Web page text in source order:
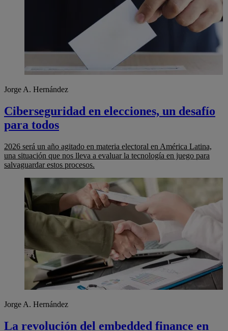
Jorge A. Hernández
Ciberseguridad en elecciones, un desafío
para todos
2026 será un año agitado en materia electoral en América Latina,
una situación que nos lleva a evaluar la tecnología en juego para
salvaguardar estos procesos.
Jorge A. Hernández
La revolución del embedded finance en